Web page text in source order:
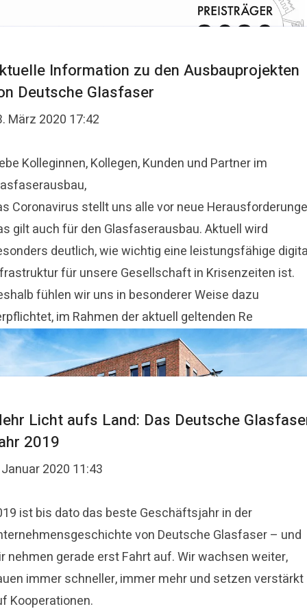
Information zu den Ausbauprojekten
Deutsche Glasfaser
März 2020 17:42
Kolleginnen, Kollegen, Kunden und Partner im
Coronavirus stellt uns alle vor neue
gilt auch für den Glasfaserausbau. Aktuell wird
deutlich, wie wichtig eine leistungsfähige
für unsere Gesellschaft in Krisenzeiten ist.
fühlen wir uns in besonderer Weise dazu
im Rahmen der aktuell geltenden Re
Licht aufs Land: Das Deutsche
2019
2020 11:43
ist bis dato das beste Geschäftsjahr in der
von Deutsche Glasfaser – und
nehmen gerade erst Fahrt auf. Wir wachsen weiter,
immer schneller, immer mehr und setzen verstärkt
Kooperationen.